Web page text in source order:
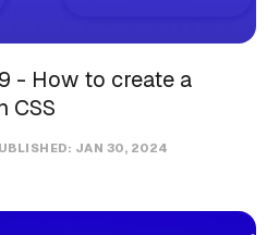
- How to create a
CSS
JAN 30, 2024